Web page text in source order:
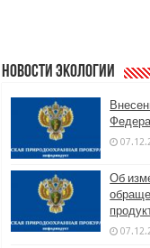
Новости экологии
Об